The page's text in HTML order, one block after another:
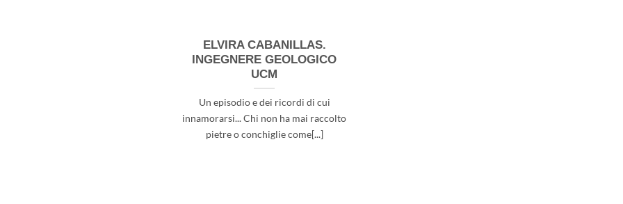
ELVIRA CABANILLAS.
INGEGNERE GEOLOGICO
UCM
Un episodio e dei ricordi di cui
innamorarsi... Chi non ha mai raccolto
pietre o conchiglie come[...]